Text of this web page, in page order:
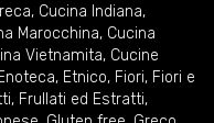
, Cucina Indiana,
Marocchina, Cucina
Vietnamita, Cucine
Enoteca, Etnico, Fiori, Fiori e
, Frullati ed Estratti,